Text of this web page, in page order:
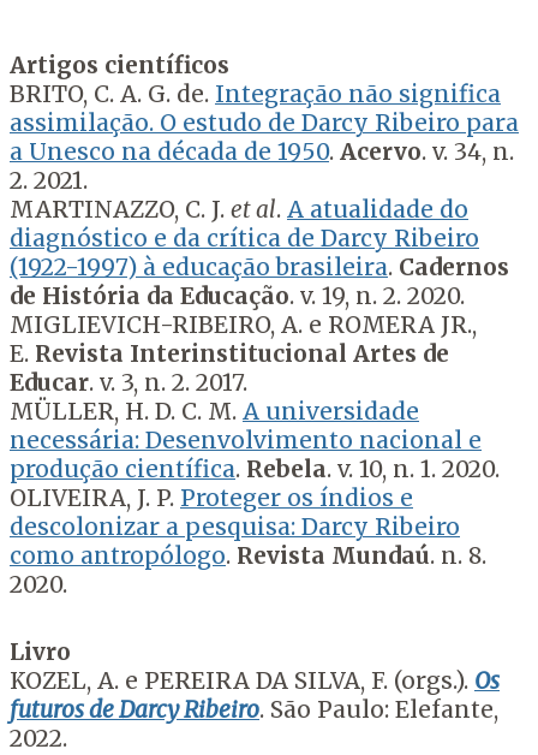
Artigos científicos
BRITO, C. A. G. de. Integração não significa
assimilação. O estudo de Darcy Ribeiro para
a Unesco na década de 1950. Acervo. v. 34, n.
2. 2021.
MARTINAZZO, C. J. et al. A atualidade do
diagnóstico e da crítica de Darcy Ribeiro
(1922-1997) à educação brasileira. Cadernos
de História da Educação. v. 19, n. 2. 2020.
MIGLIEVICH-RIBEIRO, A. e ROMERA JR.,
E. Revista Interinstitucional Artes de
Educar. v. 3, n. 2. 2017.
MÜLLER, H. D. C. M. A universidade
necessária: Desenvolvimento nacional e
produção científica. Rebela. v. 10, n. 1. 2020.
OLIVEIRA, J. P. Proteger os índios e
descolonizar a pesquisa: Darcy Ribeiro
como antropólogo. Revista Mundaú. n. 8.
2020.
Livro
KOZEL, A. e PEREIRA DA SILVA, F. (orgs.). Os
futuros de Darcy Ribeiro. São Paulo: Elefante,
2022.